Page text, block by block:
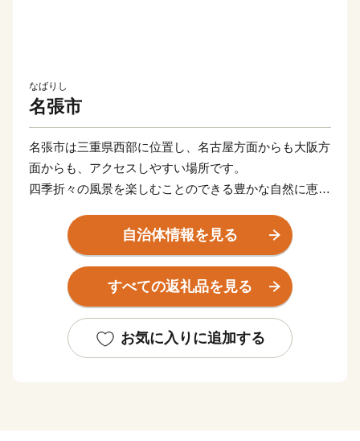
なばりし
名張市
名張市は三重県西部に位置し、名古屋方面からも大阪方
面からも、アクセスしやすい場所です。
四季折々の風景を楽しむことのできる豊かな自然に恵ま
るまち並みも残ります。
頑張る「ふるさと名張」への応援、よろしくお願いいた
します。
自治体情報を見る
すべての返礼品を見る
お気に入りに追加する